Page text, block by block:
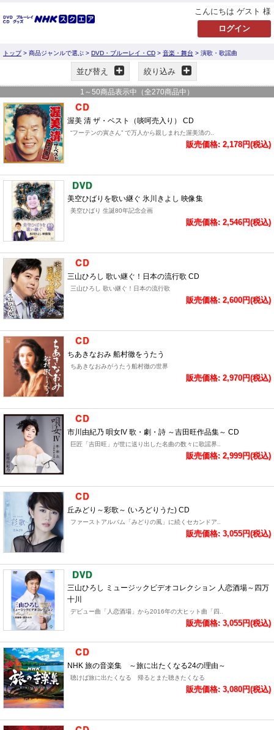
こんにちは ゲスト 様
トップ> 商品ジャンルで選ぶ > DVD・ブルーレイ・CD > 音楽・舞台 > 演歌・歌謡曲
並び替え 絞り込み
1 ～ 50商品表示中（全270商品中）
渥美 清 ザ・ベスト（啖呵売入り） CD
“フーテンの寅さん” で万人から親しまれた渥美清の..
販売価格: 2,178円(税込)
美空ひばりを歌い継ぐ 氷川きよし 映像集
美空ひばり 生誕80年記念企画
販売価格: 2,546円(税込)
三山ひろし 歌い継ぐ！日本の流行歌 CD
三山ひろし 歌い継ぐ！日本の流行歌
販売価格: 2,600円(税込)
ちあきなおみ 船村徹をうたう
ちあきなおみがうたう船村徹の世界
販売価格: 2,970円(税込)
市川由紀乃 唄女IV 歌・劇・詩 ～吉田旺作品集～ CD
巨匠「吉田旺」が世に送り出した名曲の数々に歌謡界..
販売価格: 2,999円(税込)
丘みどり～彩歌～ (いろどりうた) CD
ファーストアルバム「みどりの風」に続くセカンドア..
販売価格: 3,055円(税込)
三山ひろし ミュージックビデオコレクション 人恋酒場～四万
十川
デビュー曲「人恋酒場」から2016年の大ヒット曲「四..
販売価格: 3,055円(税込)
NHK 旅の音楽集 ～旅に出たくなる24の理由～
聴けば旅に出たくなる 帰るとまた聴きたくなる
販売価格: 3,080円(税込)